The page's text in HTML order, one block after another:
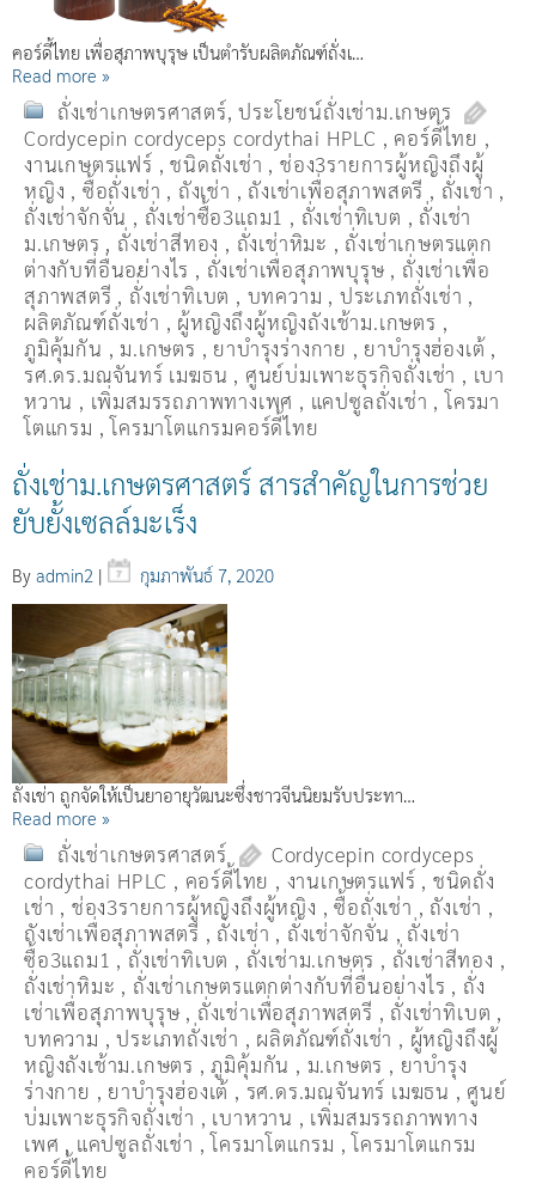
คอร์ดี้ไทย เพื่อสุภาพบุรุษ เป็นตำรับผลิตภัณฑ์ถั่งเ…
Read more »
ถั่งเช่าเกษตรศาสตร์,ประโยชน์ถั่งเช่าม.เกษตร
Cordycepin cordyceps cordythai HPLC , คอร์ดี้ไทย ,
งานเกษตรแฟร์ ,ชนิดถั่งเช่า ,ช่อง3รายการผู้หญิงถึงผู้
หญิง , ซื้อถั่งเช่า , ถังเช่า , ถังเช่าเพื่อสุภาพสตรี , ถั่งเช่า ,
ถั่งเช่าจักจั่น , ถั่งเช่าซื้อ3แถม1 , ถั่งเช่าทิเบต , ถั่งเช่า
ม.เกษตร , ถั่งเช่าสีทอง , ถั่งเช่าหิมะ , ถั่งเช่าเกษตรแตก
ต่างกับที่อื่นอย่างไร , ถั่งเช่าเพื่อสุภาพบุรุษ , ถั่งเช่าเพื่อ
สุภาพสตรี , ถั่่งเช่าทิเบต , บทความ , ประเภทถั่งเช่า ,
ผลิตภัณฑ์ถั่งเช่า , ผู้หญิงถึงผู้หญิงถังเช้าม.เกษตร ,
ภูมิคุ้มกัน ,ม.เกษตร , ยาบำรุงร่างกาย , ยาบำรุงฮ่องเต้ ,
รศ.ดร.มณจันทร์ เมฆธน , ศูนย์บ่มเพาะธุรกิจถั่งเช่า , เบา
หวาน , เพิ่มสมรรถภาพทางเพศ , แคปซูลถั่งเช่า ,โครมา
โตแกรม ,โครมาโตแกรมคอร์ดี้ไทย
ถั่งเช่าม.เกษตรศาสตร์ สารสำคัญในการช่วย
ยับยั้งเซลล์มะเร็ง
By admin2 | กุมภาพันธ์ 7, 2020
ถั่งเช่า ถูกจัดให้เป็นยาอายุวัฒนะซึ่งชาวจีนนิยมรับประทา…
Read more »
ถั่งเช่าเกษตรศาสตร์
Cordycepin cordyceps
cordythai HPLC , คอร์ดี้ไทย , งานเกษตรแฟร์ , ชนิดถั่ง
เช่า , ช่อง3รายการผู้หญิงถึงผู้หญิง ,ซื้อถั่งเช่า , ถังเช่า ,
ถังเช่าเพื่อสุภาพสตรี , ถั่งเช่า , ถั่งเช่าจักจั่น , ถั่งเช่า
ซื้อ3แถม1 , ถั่งเช่าทิเบต , ถั่งเช่าม.เกษตร , ถั่งเช่าสีทอง ,
ถั่งเช่าหิมะ , ถั่งเช่าเกษตรแตกต่างกับที่อื่นอย่างไร , ถั่ง
เช่าเพื่อสุภาพบุรุษ , ถั่งเช่าเพื่อสุภาพสตรี , ถั่่งเช่าทิเบต ,
บทความ ,ประเภทถั่งเช่า , ผลิตภัณฑ์ถั่งเช่า , ผู้หญิงถึงผู้
หญิงถังเช้าม.เกษตร ,ภูมิคุ้มกัน , ม.เกษตร , ยาบำรุง
ร่างกาย , ยาบำรุงฮ่องเต้ , รศ.ดร.มณจันทร์ เมฆธน , ศูนย์
บ่มเพาะธุรกิจถั่งเช่า , เบาหวาน , เพิ่มสมรรถภาพทาง
เพศ , แคปซูลถั่งเช่า ,โครมาโตแกรม ,โครมาโตแกรม
คอร์ดี้ไทย